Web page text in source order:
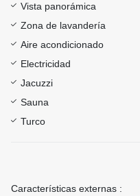
Vista panorámica
Zona de lavandería
Aire acondicionado
Electricidad
Jacuzzi
Sauna
Turco
Características externas :